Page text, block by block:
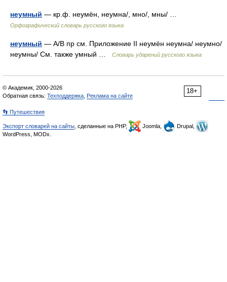
неумный — кр.ф. неумён, неумна/, мно/, мны/ …
Орфографический словарь русского языка
неумный — A/B пр см. Приложение II неумён неумна/ неумно/
неумны/ См. также умный …
Словарь ударений русского языка
18+
© Академик, 2000-2026
Обратная связь: Техподдержка, Реклама на сайте
👣 Путешествия
Экспорт словарей на сайты, сделанные на PHP, Joomla,
Drupal,
WordPress, MODx.